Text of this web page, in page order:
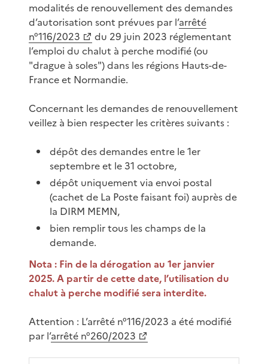
modalités de renouvellement des demandes
d’autorisation sont prévues par l’arrêté
n°116/2023
du 29 juin 2023 réglementant
l’emploi du chalut à perche modifié (ou
"drague à soles") dans les régions Hauts-de-
France et Normandie.
Concernant les demandes de renouvellement
veillez à bien respecter les critères suivants :
dépôt des demandes entre le 1er
septembre et le 31 octobre,
dépôt uniquement via envoi postal
(cachet de La Poste faisant foi) auprès de
la DIRM MEMN,
bien remplir tous les champs de la
demande.
Nota : Fin de la dérogation au 1er janvier
2025. A partir de cette date, l’utilisation du
chalut à perche modifié sera interdite.
Attention : L’arrêté n°116/2023 a été modifié
par l’arrêté n°260/2023